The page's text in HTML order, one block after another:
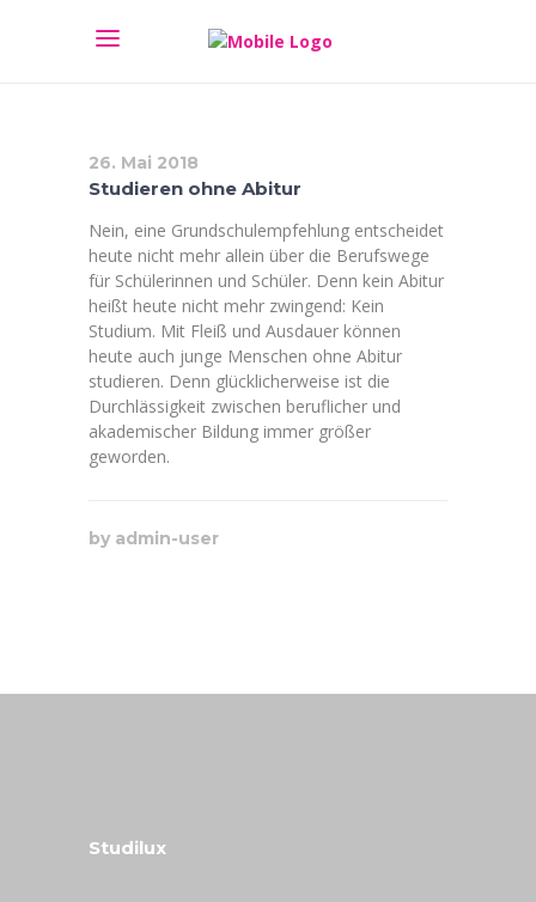
26. Mai 2018
Studieren ohne Abitur
Nein, eine Grundschulempfehlung entscheidet
heute nicht mehr allein über die Berufswege
für Schülerinnen und Schüler. Denn kein Abitur
heißt heute nicht mehr zwingend: Kein
Studium. Mit Fleiß und Ausdauer können
heute auch junge Menschen ohne Abitur
studieren. Denn glücklicherweise ist die
Durchlässigkeit zwischen beruflicher und
akademischer Bildung immer größer
geworden.
by admin-user
Studilux